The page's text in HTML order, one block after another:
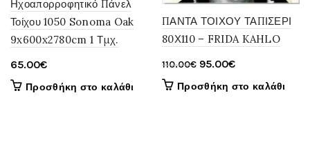
Ηχοαπορροφητικό Πάνελ
Τοίχου 1050 Sonoma Oak
9x600x2780cm 1 Τμχ.
65.00€
Προσθήκη στο καλάθι
ΠΑΝΤΑ ΤΟΙΧΟΥ ΤΑΠΙΣΕΡΙ
80Χ110 – FRIDA KAHLO
110.00€ Original
price
95.00€Η
τρέχουσα
Προσθήκη στο καλάθι